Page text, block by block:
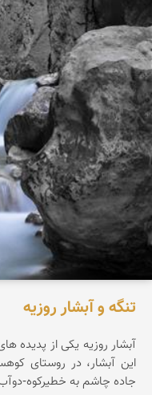
تنگه و آبشار روزیه
آبشار روزيه يکی از پديده
اين آبشار، در روستای
جاده چاشم به خطیرکوه-دوآب